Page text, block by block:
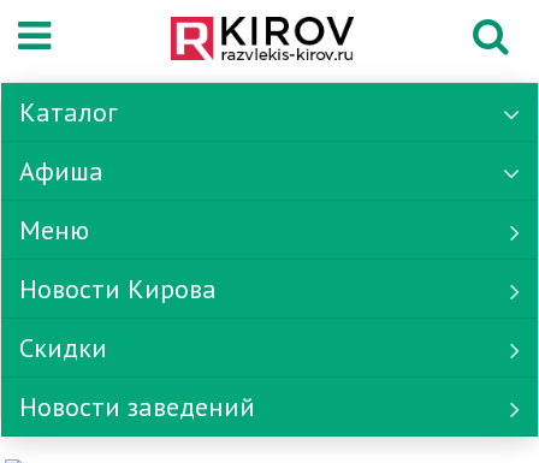
Каталог
Афиша
Меню
Новости Кирова
Скидки
Новости заведений